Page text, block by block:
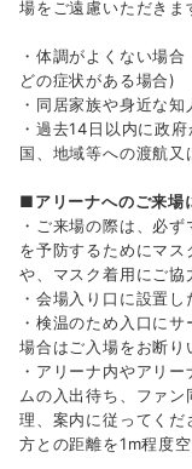
場をご遠慮いただきま
・体調がよくない場
どの症状がある場合)
・同居家族や身近な
・過去14日以内に政
国、地域等への渡航
■アリーナへのご来場
・ご来場の際は、必
を予防するためにマ
や、マスク着用にご
・会場入り口に設置
・検温のため入口に
場合はご入場をお断り
・アリーナ内やアリ
ムの入出待ち、ファ
理、案内に従ってく
方との距離を1m程度空